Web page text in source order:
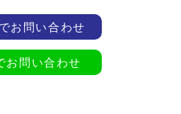
お問い合わせ
お問い合わせ